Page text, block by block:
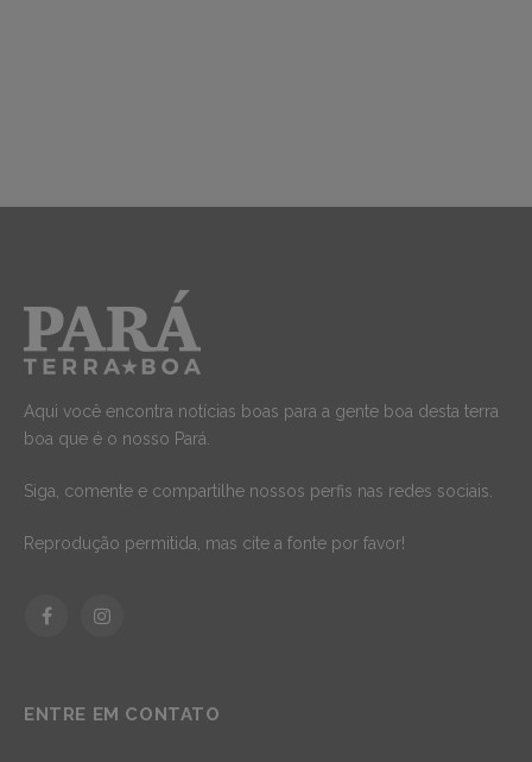
Aqui você encontra notícias boas para a gente boa desta terra
boa que é o nosso Pará.
Siga, comente e compartilhe nossos perfis nas redes sociais.
Reprodução permitida, mas cite a fonte por favor!
FacebookInstagram
ENTRE EM CONTATO